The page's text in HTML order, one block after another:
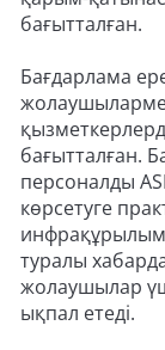
бағытталған.
Бағдарлама
бағытталған.
персоналды
көрсетуге
инфрақұрылым
туралы
жолаушылар
ықпал етеді.